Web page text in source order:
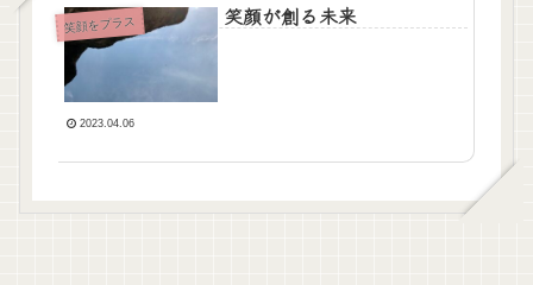
笑顔をプラス 笑顔が創る未来
2023.04.06